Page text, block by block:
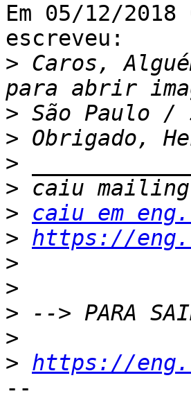
Em 05/12/
escreveu:
> Caros,
>
>
>
>
>
caiu em
> https://
>
>
>
>
> https://
--